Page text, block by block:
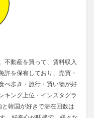
不動産を買って、賃料収入
許を保有しており、売買・
べ歩き・旅行・買い物が好
キング上位・インスタグラ
韓国が好きで滞在回数は